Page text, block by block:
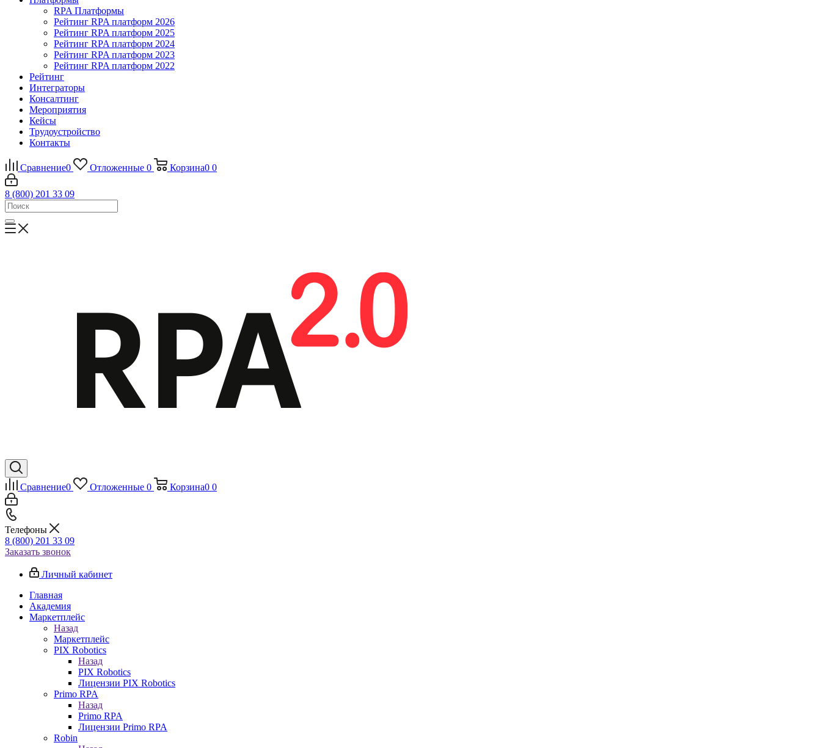
RPA Платформы
Рейтинг RPA платформ 2026
Рейтинг RPA платформ 2025
Рейтинг RPA платформ 2024
Рейтинг RPA платформ 2023
Рейтинг RPA платформ 2022
Рейтинг
Интеграторы
Консалтинг
Mероприятия
Кейсы
Трудоустройство
Контакты
Сравнение0 Отложенные 0 Корзина0 0
8 (800) 201 33 09
Сравнение0 Отложенные 0 Корзина0 0
Телефоны
8 (800) 201 33 09
Заказать звонок
Личный кабинет
Главная
Академия
Маркетплейс
Назад
Маркетплейс
PIX Robotics
Назад
PIX Robotics
Лицензии PIX Robotics
Primo RPA
Назад
Primo RPA
Лицензии Primo RPA
Robin